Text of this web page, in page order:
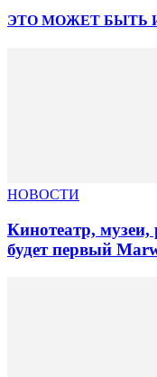
ЭТО МОЖЕТ БЫТЬ
НОВОСТИ
Кинотеатр,
будет первый